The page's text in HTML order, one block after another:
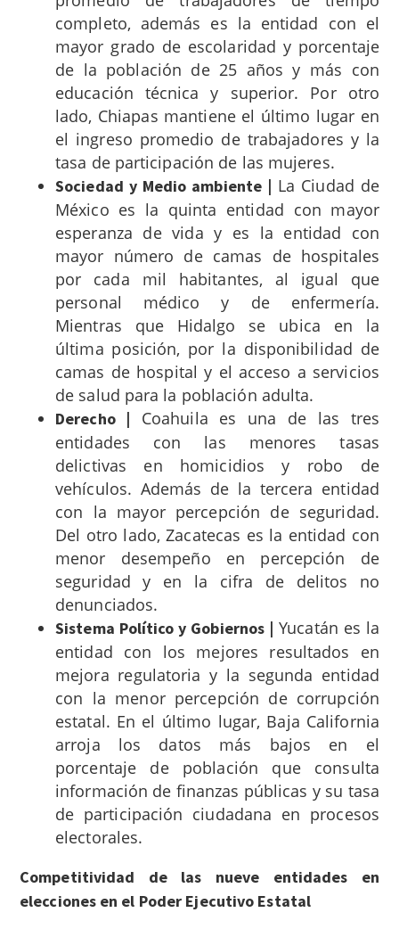
completo, además es la entidad con el
mayor grado de escolaridad y porcentaje
de la población de 25 años y más con
educación técnica y superior. Por otro
lado, Chiapas mantiene el último lugar en
el ingreso promedio de trabajadores y la
tasa de participación de las mujeres.
Sociedad y Medio ambiente | La Ciudad de
México es la quinta entidad con mayor
esperanza de vida y es la entidad con
mayor número de camas de hospitales
por cada mil habitantes, al igual que
personal médico y de enfermería.
Mientras que Hidalgo se ubica en la
última posición, por la disponibilidad de
camas de hospital y el acceso a servicios
de salud para la población adulta.
Derecho | Coahuila es una de las tres
entidades con las menores tasas
delictivas en homicidios y robo de
vehículos. Además de la tercera entidad
con la mayor percepción de seguridad.
Del otro lado, Zacatecas es la entidad con
menor desempeño en percepción de
seguridad y en la cifra de delitos no
denunciados.
Sistema Político y Gobiernos | Yucatán es la
entidad con los mejores resultados en
mejora regulatoria y la segunda entidad
con la menor percepción de corrupción
estatal. En el último lugar, Baja California
arroja los datos más bajos en el
porcentaje de población que consulta
información de finanzas públicas y su tasa
de participación ciudadana en procesos
electorales.
Competitividad de las nueve entidades en
elecciones en el Poder Ejecutivo Estatal